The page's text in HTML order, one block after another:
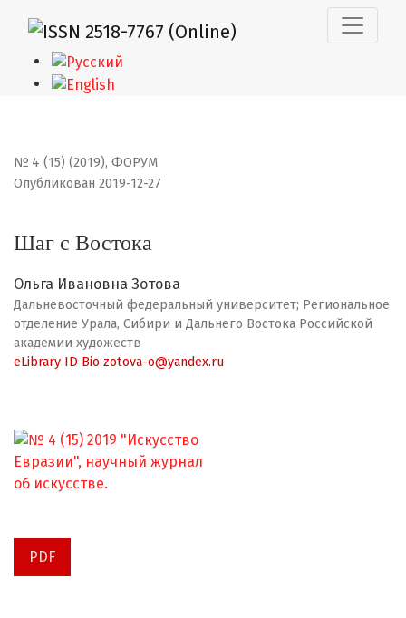
№ 4 (15) (2019), ФОРУМ
Шаг с Востока
Опубликован 2019-12-27
Ольга Ивановна Зотова
Дальневосточный федеральный университет; Региональное
отделение Урала, Сибири и Дальнего Востока Российской
академии художеств
eLibrary ID Bio zotova-o@yandex.ru
PDF